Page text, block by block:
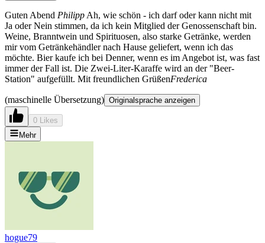
Guten Abend Philipp Ah, wie schön - ich darf oder kann nicht mit
Ja oder Nein stimmen, da ich kein Mitglied der Genossenschaft bin.
Weine, Branntwein und Spirituosen, also starke Getränke, werden
mir vom Getränkehändler nach Hause geliefert, wenn ich das
möchte. Bier kaufe ich bei Denner, wenn es im Angebot ist, was fast
immer der Fall ist. Die Zwei-Liter-Karaffe wird an der "Beer-
Station" aufgefüllt. Mit freundlichen GrüßenFrederica
(maschinelle Übersetzung) Originalsprache anzeigen
0 Likes
Mehr
hogue79